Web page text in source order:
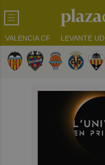
VALENCIA CF LEVANTE UD